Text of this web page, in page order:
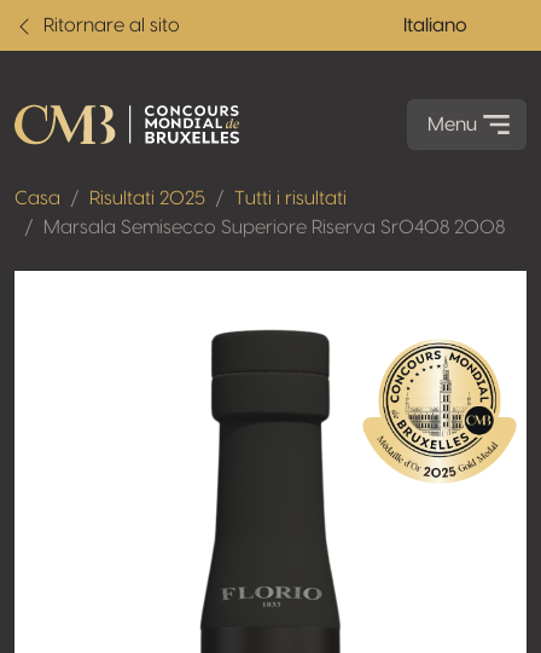
Ritornare al sito Italiano
Menu
Casa Risultati 2025
Tutti i risultati
Marsala Semisecco Superiore Riserva Sr0408 2008